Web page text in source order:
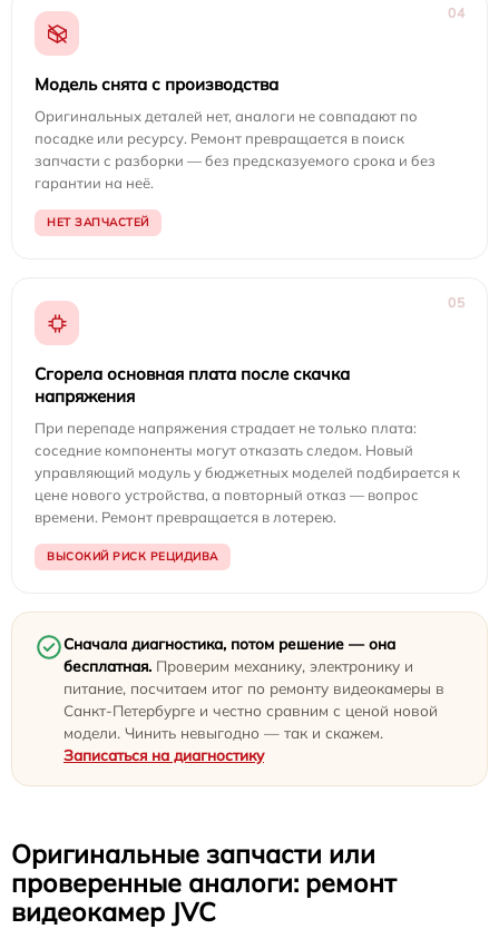
04
Модель снята с производства
Оригинальных деталей нет, аналоги не совпадают по
посадке или ресурсу. Ремонт превращается в поиск
запчасти с разборки — без предсказуемого срока и без
гарантии на неё.
НЕТ ЗАПЧАСТЕЙ
05
Сгорела основная плата после скачка
напряжения
При перепаде напряжения страдает не только плата:
соседние компоненты могут отказать следом. Новый
управляющий модуль у бюджетных моделей подбирается к
цене нового устройства, а повторный отказ — вопрос
времени. Ремонт превращается в лотерею.
ВЫСОКИЙ РИСК РЕЦИДИВА
Сначала диагностика, потом решение — она
бесплатная. Проверим механику, электронику и
питание, посчитаем итог по ремонту видеокамеры в
Санкт-Петербурге и честно сравним с ценой новой
модели. Чинить невыгодно — так и скажем.
Записаться на диагностику
Оригинальные запчасти или
проверенные аналоги: ремонт
видеокамер JVC